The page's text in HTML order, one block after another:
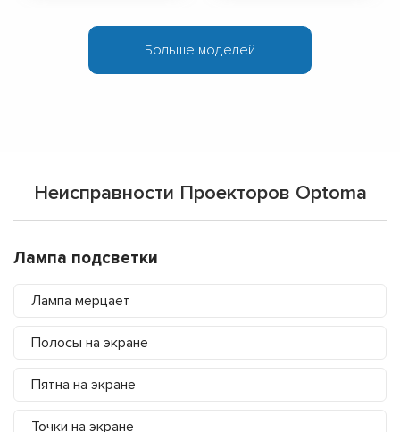
Больше моделей
Неисправности Проекторов Optoma
Лампа подсветки
Лампа мерцает
Полосы на экране
Пятна на экране
Точки на экране